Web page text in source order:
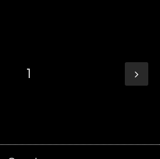
1